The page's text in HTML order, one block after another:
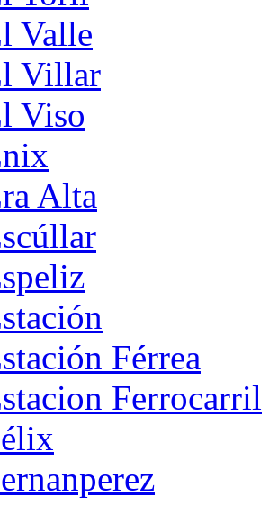
Valle
Villar
Viso
Alta
Férrea
Ferrocarril